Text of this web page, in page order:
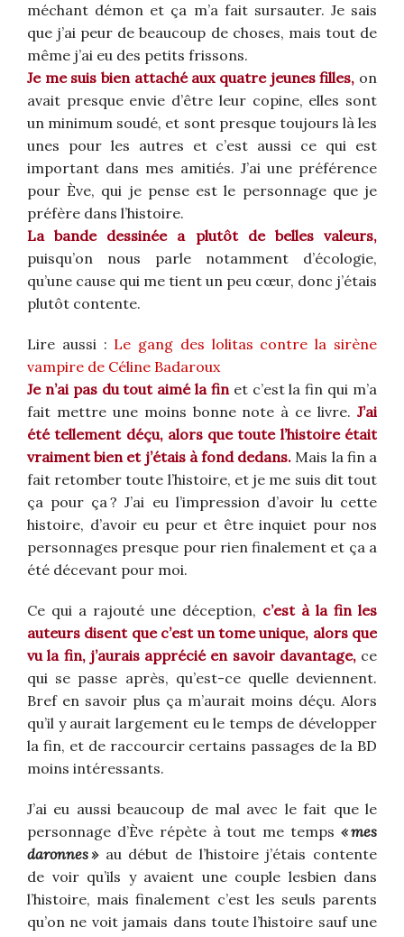
méchant démon et ça m’a fait sursauter. Je sais
que j’ai peur de beaucoup de choses, mais tout de
même j’ai eu des petits frissons.
Je me suis bien attaché aux quatre jeunes filles, on
avait presque envie d’être leur copine, elles sont
un minimum soudé, et sont presque toujours là les
unes pour les autres et c’est aussi ce qui est
important dans mes amitiés. J’ai une préférence
pour Ève, qui je pense est le personnage que je
préfère dans l’histoire.
La bande dessinée a plutôt de belles valeurs,
puisqu’on nous parle notamment d’écologie,
qu’une cause qui me tient un peu cœur, donc j’étais
plutôt contente.
Lire aussi : Le gang des lolitas contre la sirène
vampire de Céline Badaroux
Je n’ai pas du tout aimé la finet c’est la fin qui m’a
fait mettre une moins bonne note à ce livre. J’ai
été tellement déçu, alors que toute l’histoire était
vraiment bien et j’étais à fond dedans. Mais la fin a
fait retomber toute l’histoire, et je me suis dit tout
ça pour ça ? J’ai eu l’impression d’avoir lu cette
histoire, d’avoir eu peur et être inquiet pour nos
personnages presque pour rien finalement et ça a
été décevant pour moi.
Ce qui a rajouté une déception, c’est à la fin les
auteurs disent que c’est un tome unique, alors que
vu la fin, j’aurais apprécié en savoir davantage,ce
qui se passe après, qu’est-ce quelle deviennent.
Bref en savoir plus ça m’aurait moins déçu. Alors
qu’il y aurait largement eu le temps de développer
la fin, et de raccourcir certains passages de la BD
moins intéressants.
J’ai eu aussi beaucoup de mal avec le fait que le
personnage d’Ève répète à tout me temps « mes
daronnes » au début de l’histoire j’étais contente
de voir qu’ils y avaient une couple lesbien dans
l’histoire, mais finalement c’est les seuls parents
qu’on ne voit jamais dans toute l’histoire sauf une